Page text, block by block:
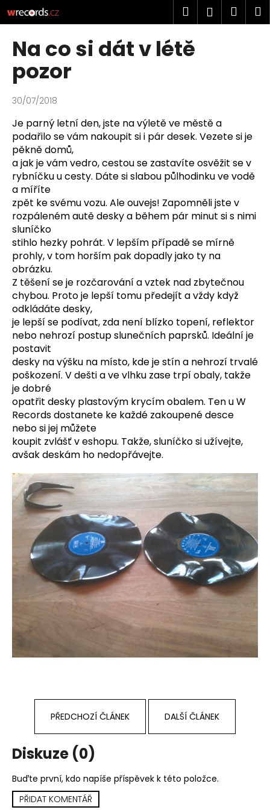
na
obsah
Hledat
Na co si dát v létě
pozor
30/07/2018
Je parný letní den, jste na výletě ve městě a
podařilo se vám nakoupit si i pár desek. Vezete si je
pěknědomů,
a jak je vám vedro, cestou se zastavíte osvěžit se v
rybníčku u cesty. Dáte si slabou půlhodinkuve vodě
a míříte
zpět ke svému vozu. Ale ouvejs! Zapomněli jste v
rozpáleném autě desky a během pár minut si s nimi
sluníčko
stihlo hezky pohrát. V lepším případě se mírně
prohly, v tom horším pak dopadlyjako ty na
obrázku.
Z těšení se je rozčarování a vztek nad zbytečnou
chybou. Proto je lepší tomu předejít a vždy když
odkládáte desky,
je lepší se podívat, zda není blízko topení, reflektor
nebo nehrozí postup slunečních paprsků. Ideální je
postavit
desky na výšku na místo, kde je stín a nehrozí trvalé
poškození. V dešti a ve vlhku zase trpí obaly, takže
jedobré
opatřit desky plastovým krycím obalem. Ten u W
Records dostanete ke každé zakoupené desce
nebosi jej můžete
koupit zvlášť v eshopu. Takže, sluníčko si užívejte,
avšak deskám ho nedopřávejte.
PŘEDCHOZÍ ČLÁNEK DALŠÍ ČLÁNEK
Diskuze (0)
Buďte první, kdo napíše příspěvek k této položce.
PŘIDAT KOMENTÁŘ
K
o
C
o
p
t
ř
e
b
u
j
e
t
e
n
a
j
í
t
?
HLEDAT
D
o
p
o
r
u
u
j
e
m
Původně: